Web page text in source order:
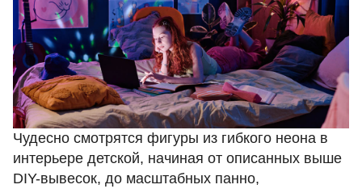
Чудесно смотрятся фигуры из гибкого неона в
интерьере детской, начиная от описанных выше
DIY-вывесок, до масштабных панно,